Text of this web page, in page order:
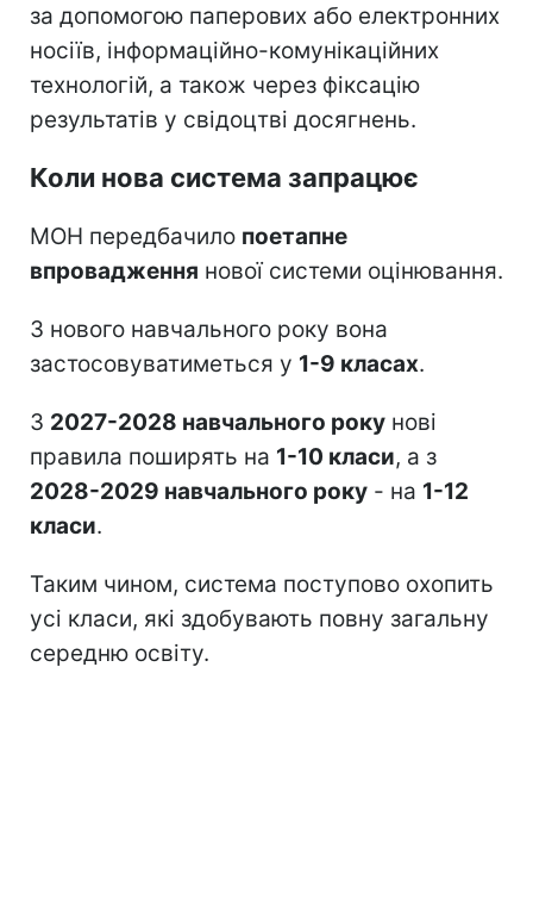
за допомогою паперових або електронних
носіїв, інформаційно-комунікаційних
технологій, а також через фіксацію
результатів у свідоцтві досягнень.
Коли нова система запрацює
МОН передбачило поетапне
впровадження нової системи оцінювання.
З нового навчального року вона
застосовуватиметься у 1-9 класах.
З 2027-2028 навчального року нові
правила поширять на 1-10 класи, а з
2028-2029 навчального року - на 1-12
класи.
Таким чином, система поступово охопить
усі класи, які здобувають повну загальну
середню освіту.